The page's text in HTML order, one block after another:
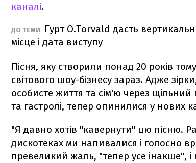
каналі.
ДО ТЕМИ
Гурт O.Torvald дасть
місце і дата виступу
Пісня, яку створили понад 20 років
світового шоу-бізнесу зараз. Адже
особисте життя та сім'ю через щільний
та гастролі, тепер опинилися у нових
"Я давно хотів "кавернути" цю пісню.
дискотеках ми напивалися і голосно
превеликий жаль, "тепер усе інакше",